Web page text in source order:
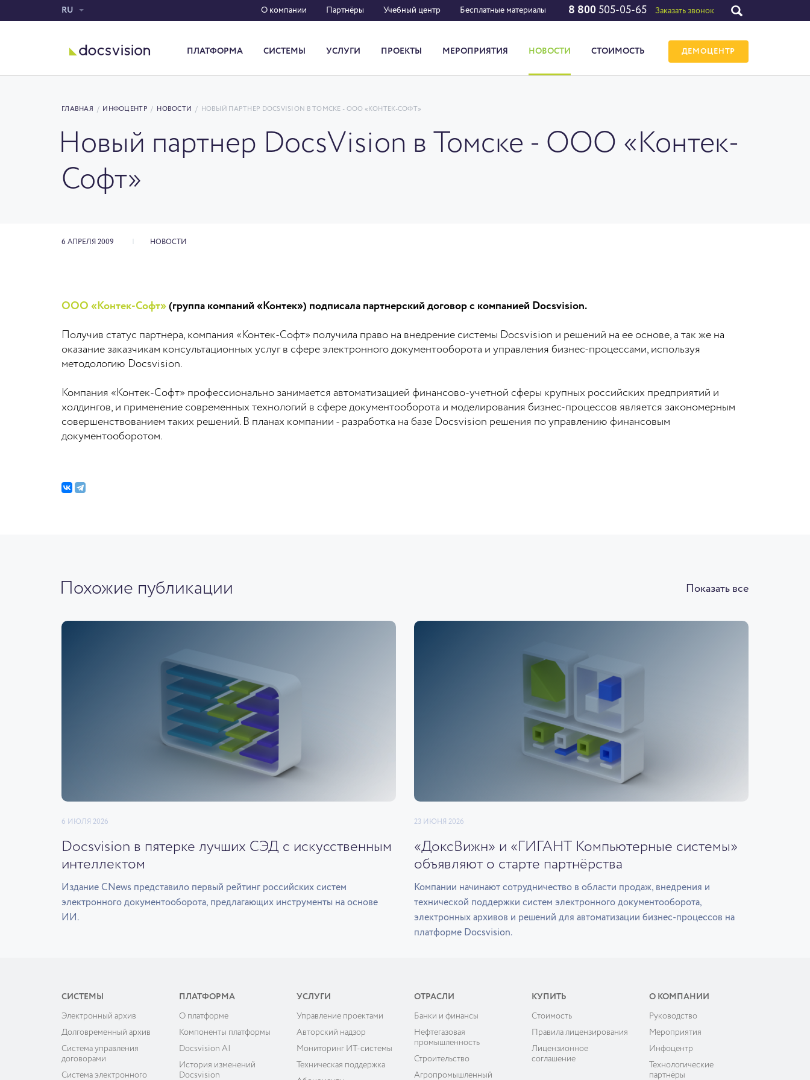
RU О компании Партнёры Учебный центр Бесплатные материалы 8 800 505-05-65 Заказать звонок
ПЛАТФОРМА СИСТЕМЫ УСЛУГИ ПРОЕКТЫ МЕРОПРИЯТИЯ НОВОСТИ СТОИМОСТЬ ДЕМОЦЕНТР
ГЛАВНАЯ / ИНФОЦЕНТР / НОВОСТИ / НОВЫЙ ПАРТНЕР DOCSVISION В ТОМСКЕ - ООО «КОНТЕК-СОФТ»
Новый партнер DocsVision в Томске - ООО «Контек-
Софт»
6 АПРЕЛЯ 2009 НОВОСТИ
ООО «Контек-Софт» (группа компаний «Контек») подписала партнерский договор с компанией Docsvision.
Получив статус партнера, компания «Контек-Софт» получила право на внедрение системы Docsvision и решений на ее основе, а так же на
оказание заказчикам консультационных услуг в сфере электронного документооборота и управления бизнес-процессами, используя
методологию Docsvision.
Компания «Контек-Софт» профессионально занимается автоматизацией финансово-учетной сферы крупных российских предприятий и
холдингов, и применение современных технологий в сфере документооборота и моделирования бизнес-процессов является закономерным
совершенствованием таких решений. В планах компании - разработка на базе Docsvision решения по управлению финансовым
документооборотом.
Похожие публикации Показать все
6 ИЮЛЯ 2026
Docsvision в пятерке лучших СЭД с искусственным
интеллектом
Издание CNews представило первый рейтинг российских систем
электронного документооборота, предлагающих инструменты на основе
ИИ.
23 ИЮНЯ 2026
«ДоксВижн» и «ГИГАНТ Компьютерные системы»
объявляют о старте партнёрства
Компании начинают сотрудничество в области продаж, внедрения и
технической поддержки систем электронного документооборота,
электронных архивов и решений для автоматизации бизнес-процессов на
платформе Docsvision.
СИСТЕМЫ
Электронный архив
Долговременный архив
Система управления
договорами
Система электронного
ПЛАТФОРМА
О платформе
Компоненты платформы
Docsvision AI
История изменений
Docsvision
УСЛУГИ
Управление проектами
Авторский надзор
Мониторинг ИТ-системы
Техническая поддержка
ОТРАСЛИ
Банки и финансы
Нефтегазовая
промышленность
Строительство
Агропромышленный
КУПИТЬ
Cтоимость
Правила лицензирования
Лицензионное
соглашение
О КОМПАНИИ
Руководство
Мероприятия
Инфоцентр
Технологические
партнёры